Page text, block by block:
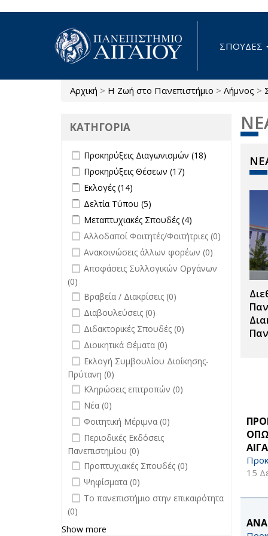
ΣΠΟΥΔΕΣ
Είστε εδώ
Αρχική > Η Ζωή στο Πανεπιστήμιο > Λήμνος >
15
ΚΑΤΗΓΟΡΙΑ
Apply Προκηρύξεις Διαγωνισμών
filter
Προκηρύξεις Διαγωνισμών (18)
Προκηρύξεις
Διαγωνισμών
Apply Προκηρύξεις Θέσεων filter
Προκηρύξεις Θέσεων (17)
Apply Εκλογές filter
Εκλογές (14)
Apply Δελτία Τύπου filter
Δελτία Τύπου (5)
Apply Μεταπτυχιακές Σπουδές filter
Μεταπτυχιακές Σπουδές (4)
Μεταπτυχιακές
Σπουδές filter
undefined
Αλλοδαποί Φοιτητές/Φοιτήτριες (0)
undefined
Ανακοινώσεις άλλων φορέων (0)
undefined
Αποφάσεις Συλλογικών Οργάνων
(0)
undefined
Βραβεία / Διακρίσεις (0)
undefined
Διαβουλεύσεις (0)
undefined
Διδακτορικές Σπουδές (0)
undefined
Διοικητικά Θέματα (0)
undefined
Εκλογή Συμβουλίου Διοίκησης-
Πρύτανη (0)
undefined
Κληρώσεις επιτροπών (0)
undefined
Νέα (0)
undefined
Φοιτητική Μέριμνα (0)
undefined
Περιοδικές Εκδόσεις
Πανεπιστημίου (0)
undefined
Προπτυχιακές Σπουδές (0)
undefined
Ψηφίσματα (0)
undefined
Το πανεπιστήμιο στην επικαιρότητα
(0)
Show more